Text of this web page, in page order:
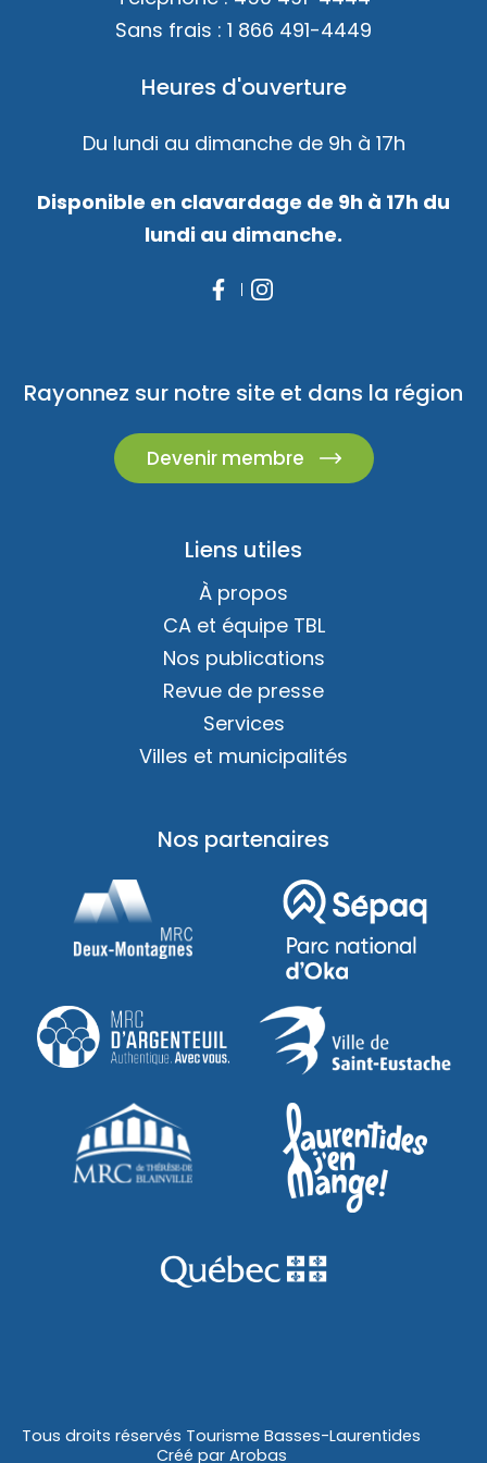
Sans frais : 1 866 491-4449
Heures d'ouverture
Du lundi au dimanche de 9h à 17h
Disponible en clavardage de 9h à 17h du
lundi au dimanche.
Rayonnez sur notre site et dans la région
Devenir membre
Liens utiles
À propos
CA et équipe TBL
Nos publications
Revue de presse
Services
Villes et municipalités
Nos partenaires
Tous droits réservés Tourisme Basses-Laurentides
Créé par Arobas